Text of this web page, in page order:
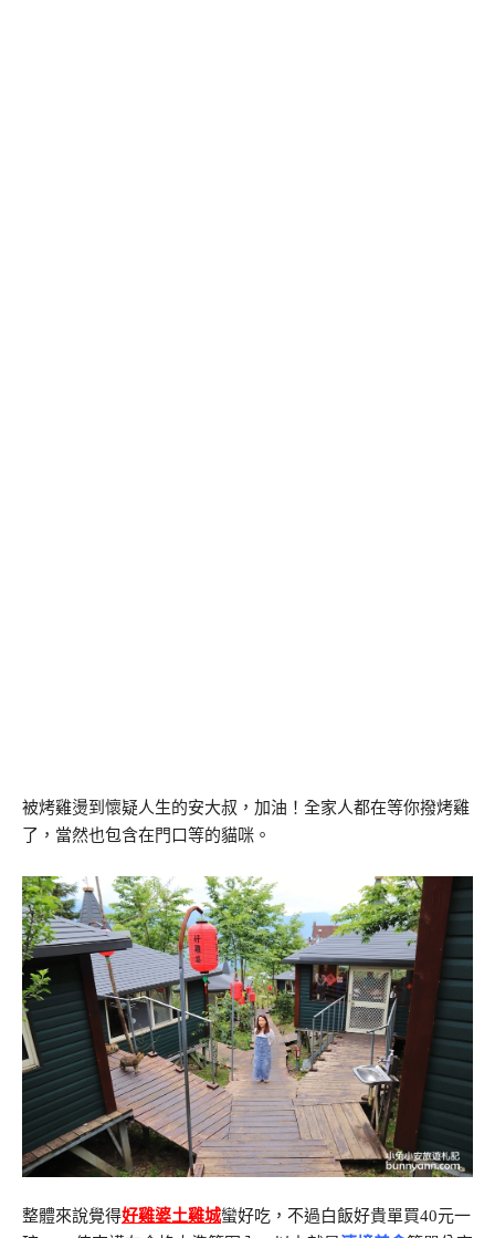
被烤雞燙到懷疑人生的安大叔，加油！全家人都在等你撥烤雞
了，當然也包含在門口等的貓咪。
整體來說覺得好雞婆土雞城蠻好吃，不過白飯好貴單買40元一